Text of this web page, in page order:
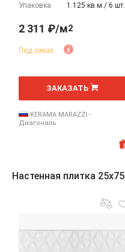
Упаковка
1.125 кв.м./ 6 шт.
2 311 ₽/м2
Под заказ
м
ЗАКАЗАТЬ
KERAMA MARAZZI -
Диагональ
Настенная плитка